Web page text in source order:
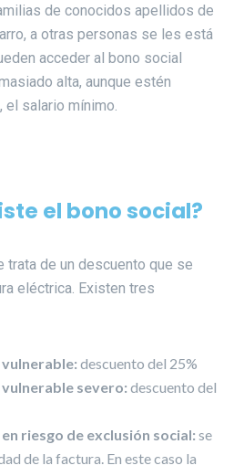
de conocidos apellidos de
a otras personas se les está
acceder al bono social
alta, aunque estén
el salario mínimo.
el bono social?
trata de un descuento que se
eléctrica. Existen tres
descuento del 25%
severo: descuento del
riesgo de exclusión social: se
de la factura. En este caso la